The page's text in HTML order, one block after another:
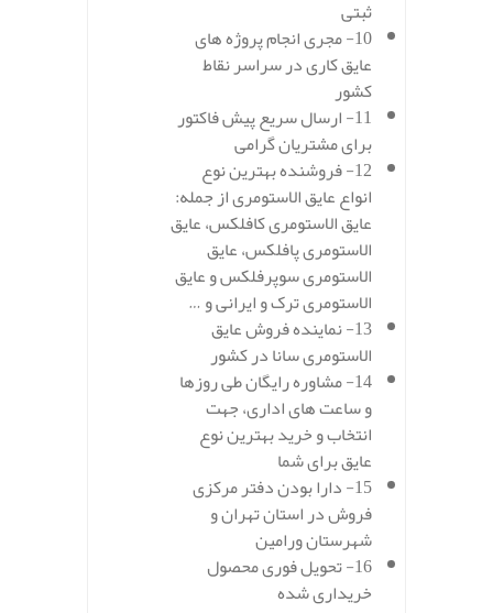
ثبتی
10- مجری انجام پروژه های
عایق کاری در سراسر نقاط
کشور
11- ارسال سریع پیش فاکتور
برای مشتریان گرامی
12- فروشنده بهترین نوع
انواع عایق الاستومری از جمله:
عایق الاستومری کافلکس، عایق
الاستومری پافلکس، عایق
الاستومری سوپرفلکس و عایق
الاستومری ترک و ایرانی و …
13- نماینده فروش عایق
الاستومری سانا در کشور
14- مشاوره رایگان طی روزها
و ساعت های اداری، جهت
انتخاب و خرید بهترین نوع
عایق برای شما
15- دارا بودن دفتر مرکزی
فروش در استان تهران و
شهرستان ورامین
16- تحویل فوری محصول
خریداری شده